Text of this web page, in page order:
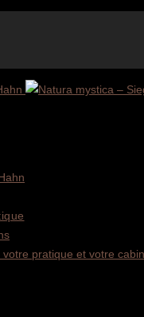
votre pratique et votre